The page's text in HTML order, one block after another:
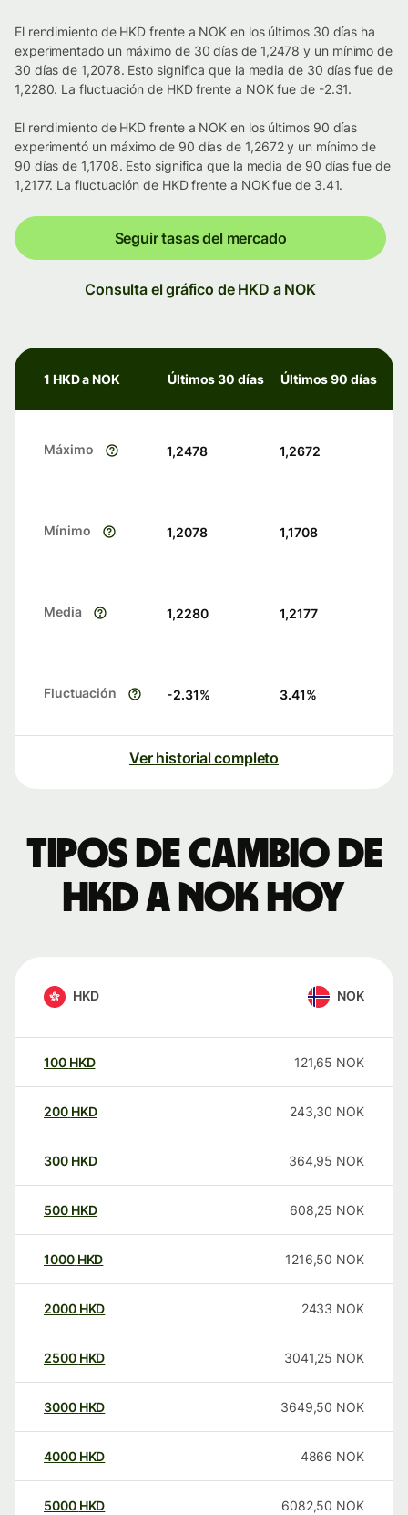
El rendimiento de HKD frente a NOK en los últimos 30 días ha
experimentado un máximo de 30 días de 1,2478 y un mínimo de
30 días de 1,2078. Esto significa que la media de 30 días fue de
1,2280. La fluctuación de HKD frente a NOK fue de -2.31.
El rendimiento de HKD frente a NOK en los últimos 90 días
experimentó un máximo de 90 días de 1,2672 y un mínimo de
90 días de 1,1708. Esto significa que la media de 90 días fue de
1,2177. La fluctuación de HKD frente a NOK fue de 3.41.
Seguir tasas del mercado
Consulta el gráfico de HKD a NOK
1 HKD a NOK Últimos 30 días Últimos 90 días
Máximo 1,2478 1,2672
Mínimo 1,2078 1,1708
Media 1,2280 1,2177
Fluctuación -2.31% 3.41%
Ver historial completo
Tipos de cambio de
HKD a NOK hoy
HKD NOK
100 HKD 121,65 NOK
200 HKD 243,30 NOK
300 HKD 364,95 NOK
500 HKD 608,25 NOK
1000 HKD 1216,50 NOK
2000 HKD 2433 NOK
2500 HKD 3041,25 NOK
3000 HKD 3649,50 NOK
4000 HKD 4866 NOK
5000 HKD 6082,50 NOK